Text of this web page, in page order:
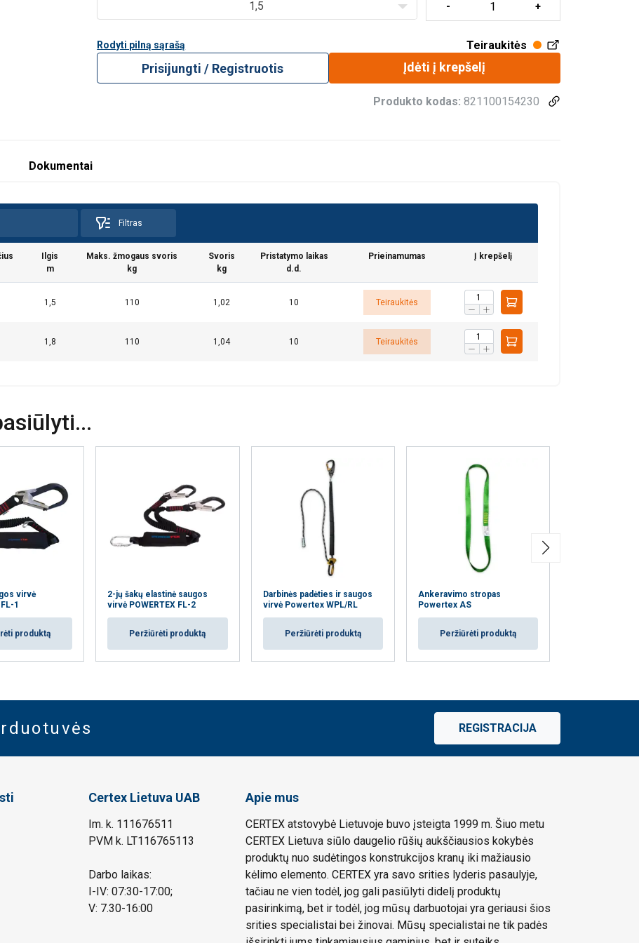
1,5
Rodyti pilną sąrašą Teiraukitės
Prisijungti / Registruotis Įdėti į krepšelį
Produkto kodas: 821100154230
Dokumentai
Filtras
Ilgis
m
Maks. žmogaus svoris
kg
Svoris
kg
Pristatymo laikas
d.d.
Prieinamumas Į krepšelį
1,5 110 1,02 10 Teiraukitės
1,8 110 1,04 10 Teiraukitės
virvė
1
produktą
2-jų šakų elastinė saugos
virvė POWERTEX FL-2
Peržiūrėti produktą
Darbinės padėties ir saugos
virvė Powertex WPL/RL
Peržiūrėti produktą
Ankeravimo stropas
Powertex AS
Peržiūrėti produktą
REGISTRACIJA
Certex Lietuva UAB
Im. k. 111676511
PVM k. LT116765113
Darbo laikas:
I-IV: 07:30-17:00;
V: 7.30-16:00
Apie mus
CERTEX atstovybė Lietuvoje buvo įsteigta 1999 m. Šiuo metu
CERTEX Lietuva siūlo daugelio rūšių aukščiausios kokybės
produktų nuo sudėtingos konstrukcijos kranų iki mažiausio
kėlimo elemento. CERTEX yra savo srities lyderis pasaulyje,
tačiau ne vien todėl, jog gali pasiūlyti didelį produktų
pasirinkimą, bet ir todėl, jog mūsų darbuotojai yra geriausi šios
srities specialistai bei žinovai. Mūsų specialistai ne tik padės